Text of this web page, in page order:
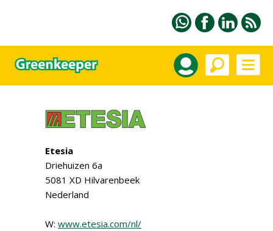
Etesia
Driehuizen 6a
5081 XD Hilvarenbeek
Nederland
W: www.etesia.com/nl/